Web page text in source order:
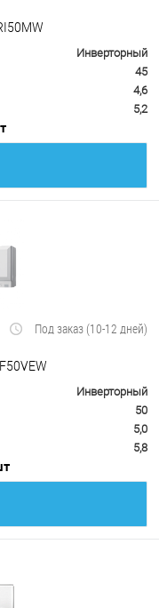
Инверторный
45
4,6
5,2
Под заказ (10-12 дней)
Инверторный
50
5,0
5,8